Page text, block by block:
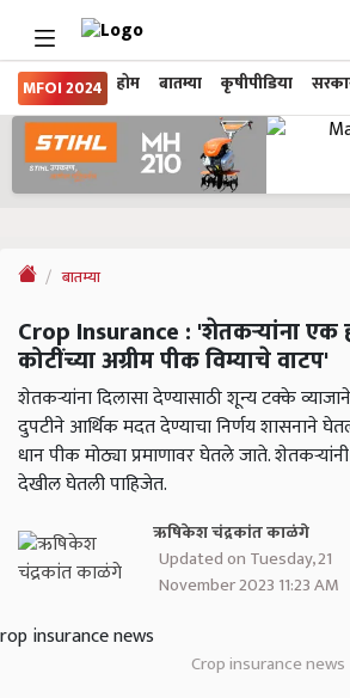
MFOI 2024 होम बातम्या कृषीपीडिया
बातम्या
Crop Insurance : 'शेतकऱ्यांना एक
कोटींच्या अग्रीम पीक विम्याचे वाटप'
शेतकऱ्यांना दिलासा देण्यासाठी शून्य टक्के
दुपटीने आर्थिक मदत देण्याचा निर्णय शासनाने
धान पीक मोठ्या प्रमाणावर घेतले जाते.
देखील घेतली पाहिजेत.
ऋषिकेश चंद्रकांत काळंगे
Updated on Tuesday, 21
November 2023 11:23 AM
Crop insurance news